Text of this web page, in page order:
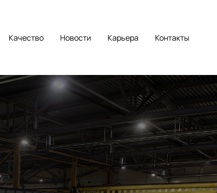
Качество Новости Карьера Контакты